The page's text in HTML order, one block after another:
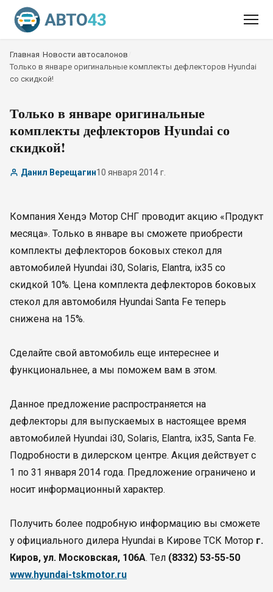
Главная Новости автосалонов
Только в январе оригинальные комплекты дефлекторов Hyundai
со скидкой!
Только в январе оригинальные
комплекты дефлекторов Hyundai со
скидкой!
Данил Верещагин10 января 2014 г.
Компания Хендэ Мотор СНГ проводит акцию «Продукт
месяца». Только в январе вы сможете приобрести
комплекты дефлекторов боковых стекол для
автомобилей Hyundai i30, Solaris, Elantra, ix35 со
скидкой 10%. Цена комплекта дефлекторов боковых
стекол для автомобиля Hyundai Santa Fe теперь
снижена на 15%.
Сделайте свой автомобиль еще интереснее и
функциональнее, а мы поможем вам в этом.
Данное предложение распространяется на
дефлекторы для выпускаемых в настоящее время
автомобилей Hyundai i30, Solaris, Elantra, ix35, Santa Fe.
Подробности в дилерском центре. Акция действует с
1 по 31 января 2014 года. Предложение ограничено и
носит информационный характер.
Получить более подробную информацию вы сможете
у официального дилера Hyundai в Кирове ТСК Мотор г.
Киров, ул. Московская, 106А. Тел (8332) 53-55-50
www.hyundai-tskmotor.ru